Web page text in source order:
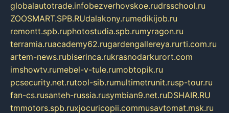
globalautotrade.infobezverhovskoe.rudrsschool.ru
ZOOSMART.SPB.RUdalakony.rumedikijob.ru
remontt.spb.ruphotostudia.spb.rumyragon.ru
terramia.ruacademy62.rugardengallereya.rurti.com.ru
artem-news.rubiserinca.rukrasnodarkurort.com
imshowtv.rumebel-v-tule.rumobtopik.ru
pcsecurity.net.rutool-sib.rumultimetrunit.rusp-tour.ru
fan-cs.rusanteh-russia.rusymbian9.net.ruDSHAIR.RU
tmmotors.spb.ruxjocuricopii.commusavtomat.msk.ru